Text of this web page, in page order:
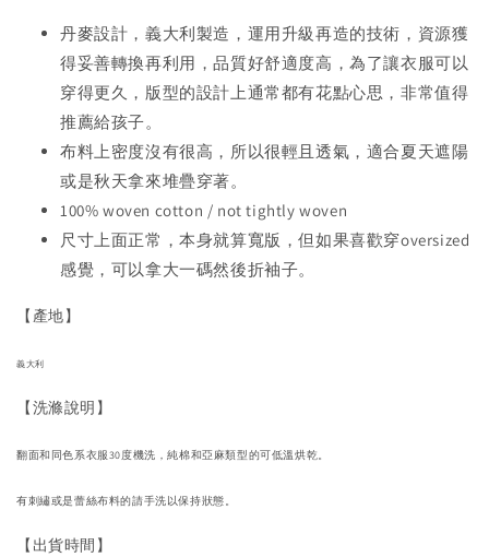
丹麥設計，義大利製造，運用升級再造的技術，資源獲
得妥善轉換再利用，品質好舒適度高，為了讓衣服可以
穿得更久，版型的設計上通常都有花點心思，非常值得
推薦給孩子。
布料上密度沒有很高，所以很輕且透氣，適合夏天遮陽
或是秋天拿來堆疊穿著。
100% woven cotton / not tightly woven
尺寸上面正常，本身就算寬版，但如果喜歡穿oversized
感覺，可以拿大一碼然後折袖子。
【產地】
義大利
【洗滌說明】
翻面和同色系衣服30度機洗，純棉和亞麻類型的可低溫烘乾。
有刺繡或是蕾絲布料的請手洗以保持狀態。
【出貨時間】